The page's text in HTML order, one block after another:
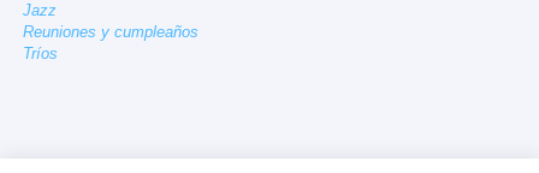
Jazz
Reuniones y cumpleaños
Tríos